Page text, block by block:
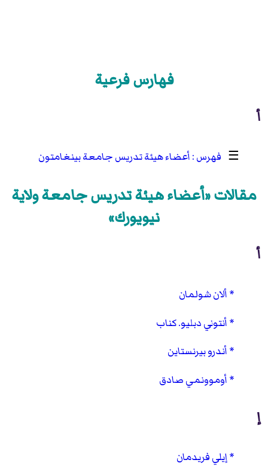
فهارس فرعية
أ
☰ أعضاء هيئة تدريس جامعة بينغامتون
مقالات «أعضاء هيئة تدريس جامعة ولاية
نيويورك»
أ
ألان شولمان
أنتوني دبليو. كناب
أندرو بيرنستاين
أوموونمي صادق
إ
إيلي فريدمان